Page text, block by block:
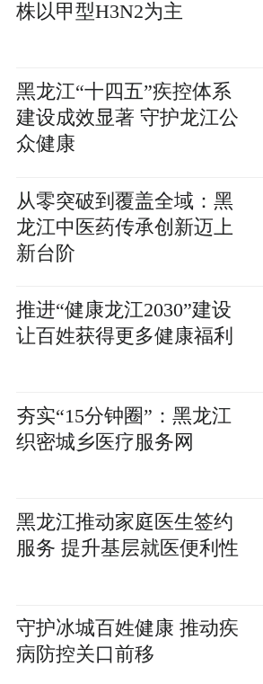
株以甲型H3N2为主
黑龙江“十四五”疾控体系
建设成效显著 守护龙江公
众健康
从零突破到覆盖全域：黑
龙江中医药传承创新迈上
新台阶
推进“健康龙江2030”建设
让百姓获得更多健康福利
夯实“15分钟圈”：黑龙江
织密城乡医疗服务网
黑龙江推动家庭医生签约
服务 提升基层就医便利性
守护冰城百姓健康 推动疾
病防控关口前移